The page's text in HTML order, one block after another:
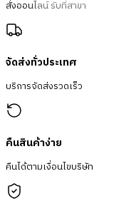
สั่งออนไลน์ รับที่สาขา
จัดส่งทั่วประเทศ
บริการจัดส่งรวดเร็ว
คืนสินค้าง่าย
คืนได้ตามเงื่อนไขบริษัท